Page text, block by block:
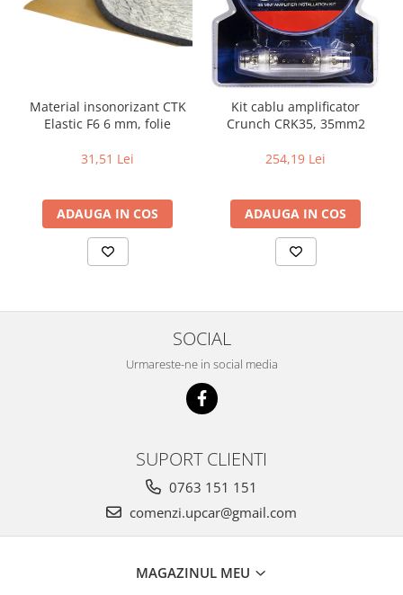
Material insonorizant CTK
Elastic F6 6 mm, folie
31,51 Lei
ADAUGA IN COS
Kit cablu amplificator
Crunch CRK35, 35mm2
254,19 Lei
ADAUGA IN COS
SOCIAL
Urmareste-ne in social media
SUPORT CLIENTI
0763 151 151
comenzi.upcar@gmail.com
MAGAZINUL MEU